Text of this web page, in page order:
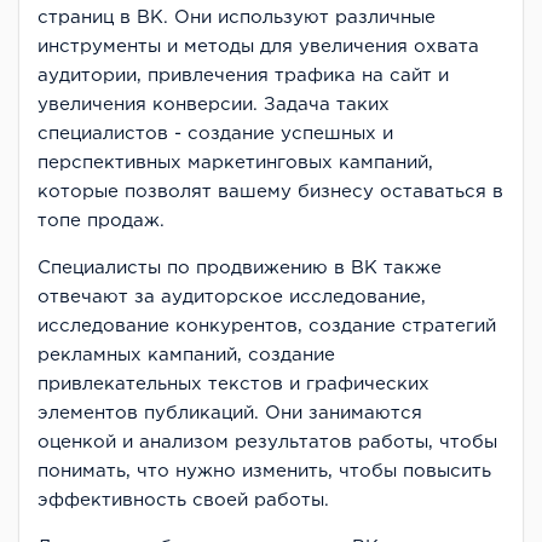
страниц в ВК. Они используют различные
инструменты и методы для увеличения охвата
аудитории, привлечения трафика на сайт и
увеличения конверсии. Задача таких
специалистов - создание успешных и
перспективных маркетинговых кампаний,
которые позволят вашему бизнесу оставаться в
топе продаж.
Специалисты по продвижению в ВК также
отвечают за аудиторское исследование,
исследование конкурентов, создание стратегий
рекламных кампаний, создание
привлекательных текстов и графических
элементов публикаций. Они занимаются
оценкой и анализом результатов работы, чтобы
понимать, что нужно изменить, чтобы повысить
эффективность своей работы.